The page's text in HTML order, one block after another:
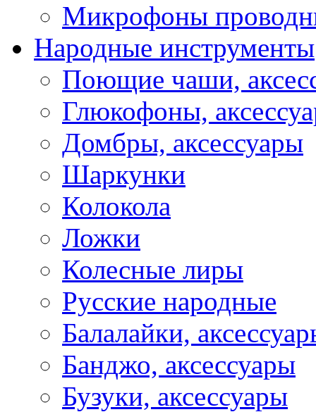
Микрофоны
Народные инструменты
Поющие чаши,
Глюкофоны,
Домбры, аксессуары
Шаркунки
Колокола
Ложки
Колесные лиры
Русские народные
Балалайки,
Банджо, аксессуары
Бузуки, аксессуары